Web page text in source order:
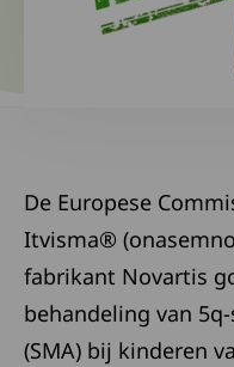
De Europese
Itvisma®
fabrikant Novartis
behandeling van
(SMA) bij kinderen